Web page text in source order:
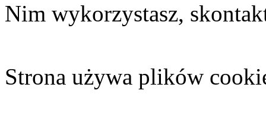
Nim wykorzystasz,
Strona używa plików